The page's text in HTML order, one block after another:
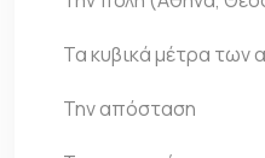
Τα κυβικά μέτρα των
Την απόσταση